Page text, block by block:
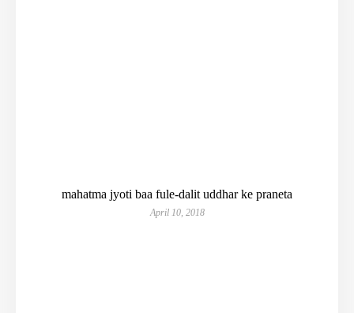
mahatma jyoti baa fule-dalit uddhar ke praneta
April 10, 2018